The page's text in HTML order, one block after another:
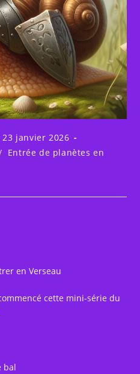
:
23 janvier 2026
Entrée de planètes en
en Verseau
cette mini-série du
bal